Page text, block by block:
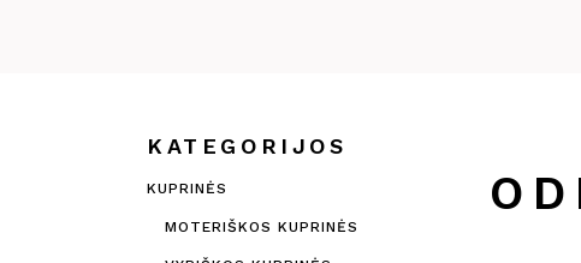
KATEGORIJOS
KUPRINĖS
MOTERIŠKOS KUPRINĖS